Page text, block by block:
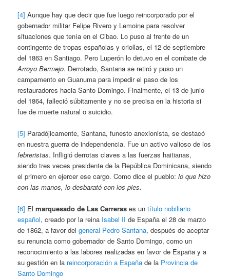
[4] Aunque hay que decir que fue luego reincorporado por el
gobernador militar Felipe Rivero y Lemoine para resolver
situaciones que tenía en el Cibao. Lo puso al frente de un
contingente de tropas españolas y criollas, el 12 de septiembre
del 1863 en Santiago. Pero Luperón lo detuvo en el combate de
Arroyo Bermejo. Derrotado, Santana se retiró y puso un
campamento en Guanuma para impedir el paso de los
restauradores hacia Santo Domingo. Finalmente, el 13 de junio
del 1864, falleció súbitamente y no se precisa en la historia si
fue de muerte natural o suicidio.
[5] Paradójicamente, Santana, funesto anexionista, se destacó
en nuestra guerra de independencia. Fue un activo valioso de los
febreristas. Infligió derrotas claves a las fuerzas haitianas,
siendo tres veces presidente de la República Dominicana, siendo
el primero en ejercer ese cargo. Como dice el pueblo:lo que hizo
con las manos, lo desbarató con los pies.
[6] Elmarquesado de Las Carreras es untítulo nobiliario
español, creado por la reina Isabel II de España el 28 de marzo
de 1862, a favor delgeneral Pedro Santana, después de aceptar
su renuncia como gobernador de Santo Domingo, como un
reconocimiento a las labores realizadas en favor de España y a
su gestión en la reincorporación a España de la Provincia de
Santo Domingo